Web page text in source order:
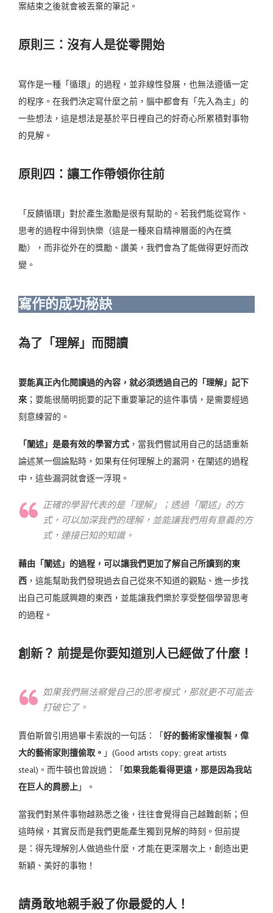
案結束之後就會被丟棄的筆記。
原則三：沒有人是從零開始
寫作是一種「循環」的過程，並非線性發展，也無法遵循一定
的程序。在我們決定寫什麼之前，腦中都會有「先入為主」的
一些想法，這是想法是基於平日裡自己的好奇心所累積對事物
的見解。
原則四：讓工作帶領你往前
「反饋循環」對於產生激勵是很有幫助的。若我們能從寫作、
思考的過程中得到快樂（這是一種來自精神層面的內在獎
勵），而非從外在的獎勵、讚美，我們會為了能做得更好而改
變。
寫作的成功秘訣
為了「理解」而閱讀
要能真正內化閱讀過的內容，就必須透過自己的「理解」記下
來 ； 要能很簡明扼要的記下重要筆記的這件事情，是需要經過
刻意練習的。
「闡述」是最有效的學習方式 ，當我們嘗試用自己的話語重新
論述某一個論點時，如果有任何理解上的漏洞，在闡述的過程
中，這些漏洞就會逐一浮現。
正確的學習代表的是「理解」；透過「闡述」的方
式，可以加深我們的理解，並能讓我們用有意義的方
式，連接已知的知識。
藉由「闡述」的過程，可以讓我們更加了解自己所讀到的東
西 ，這能幫助我們發現過去自己從來不知道的觀點、進一步找
出自己可能感興趣的東西，並能讓我們樂於享受整個學習思考
的過程。
創新？ 前提是你要知道別人已經做了什麼！
如果我們無法察覺自己的思考模式，那就更不可能去
打破它了。
賈伯斯曾引用過畢卡索說的一句話：「好的藝術家懂複製，偉
大的藝術家則擅偷取。 」(Good artists copy; great artists
steal)。而牛頓也曾說過：「如果我能看得更遠，那是因為我站
在巨人的肩膀上」。
當我們對某件事物越熟悉之後，往往會覺得自己越難創新；但
這時候，其實反而是我們更能產生獨到見解的時刻。但前提
是：得先理解別人做過些什麼，才能在更深層次上，創造出更
新穎、美好的事物！
請勇敢地親手殺了你最愛的人！